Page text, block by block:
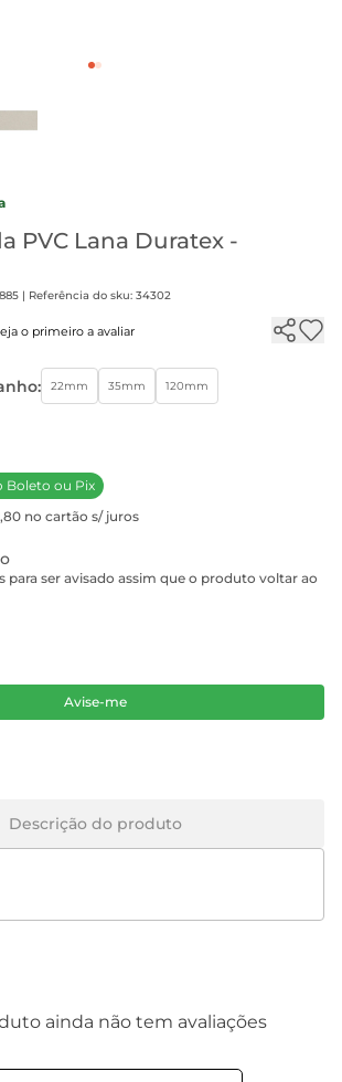
PVC Lana Duratex -
| Referência do sku: 34302
o primeiro a avaliar
22mm 35mm 120mm
Boleto ou Pix
no cartão s/ juros
para ser avisado assim que o produto voltar ao
Avise-me
Descrição do produto
ainda não tem avaliações